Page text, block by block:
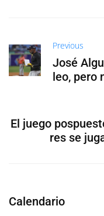
Previous
José
leo, pero
El juego
res se
Calendario